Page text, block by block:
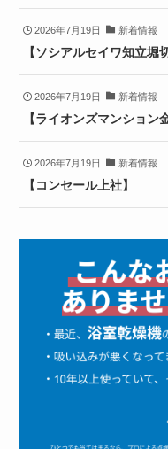
2026年7月19日 新着情報
【ソシアルセイワ知立堀切
2026年7月19日 新着情報
【ライオンズマンション
2026年7月19日 新着情報
【コンセール上社】